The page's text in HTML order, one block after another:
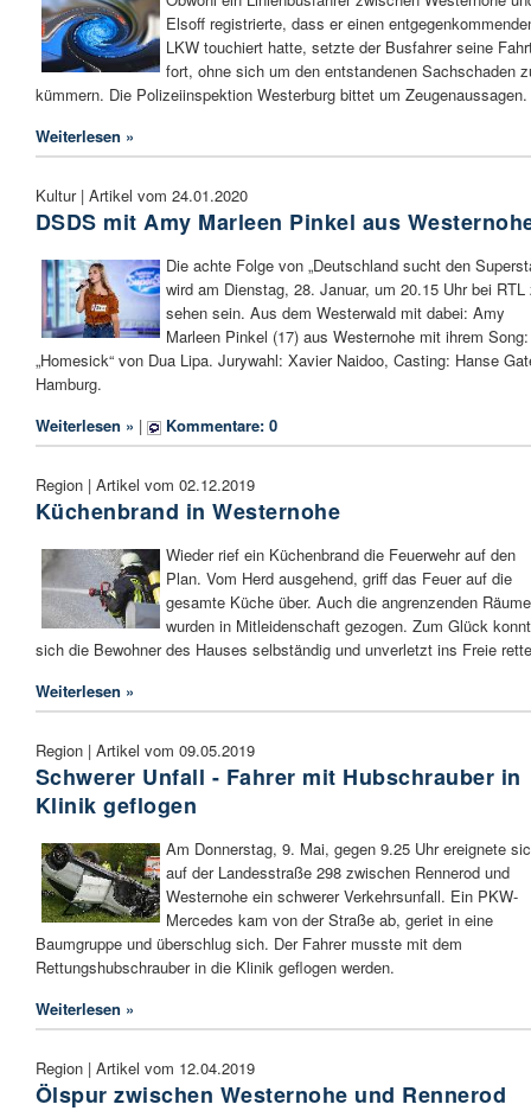
Elsoff registrierte, dass er einen
LKW touchiert hatte, setzte der Busfahrer seine
fort, ohne sich um den entstandenen Sachschaden
kümmern. Die Polizeiinspektion Westerburg bittet um Zeugenaussagen.
Weiterlesen »
Kultur | Artikel vom 24.01.2020
DSDS mit Amy Marleen Pinkel aus
Die achte Folge von „Deutschland sucht den
wird am Dienstag, 28. Januar, um 20.15 Uhr bei RTL
sehen sein. Aus dem Westerwald mit dabei: Amy
Marleen Pinkel (17) aus Westernohe mit ihrem Song:
„Homesick“ von Dua Lipa. Jurywahl: Xavier Naidoo, Casting: Hanse
Hamburg.
Weiterlesen » | Kommentare: 0
Region | Artikel vom 02.12.2019
Küchenbrand in Westernohe
Wieder rief ein Küchenbrand die Feuerwehr auf den
Plan. Vom Herd ausgehend, griff das Feuer auf die
gesamte Küche über. Auch die angrenzenden Räume
wurden in Mitleidenschaft gezogen. Zum Glück
sich die Bewohner des Hauses selbständig und unverletzt ins Freie
Weiterlesen »
Region | Artikel vom 09.05.2019
Schwerer Unfall - Fahrer mit Hubschrauber in
Klinik geflogen
Am Donnerstag, 9. Mai, gegen 9.25 Uhr ereignete
auf der Landesstraße 298 zwischen Rennerod und
Westernohe ein schwerer Verkehrsunfall. Ein PKW-
Mercedes kam von der Straße ab, geriet in eine
Baumgruppe und überschlug sich. Der Fahrer musste mit dem
Rettungshubschrauber in die Klinik geflogen werden.
Weiterlesen »
Region | Artikel vom 12.04.2019
Ölspur zwischen Westernohe und Rennerod